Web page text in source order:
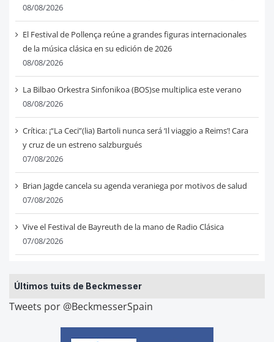
08/08/2026
El Festival de Pollença reúne a grandes figuras internacionales
de la música clásica en su edición de 2026
08/08/2026
La Bilbao Orkestra Sinfonikoa (BOS)se multiplica este verano
08/08/2026
Crítica: ¡“La Ceci”(lia) Bartoli nunca será ‘Il viaggio a Reims’! Cara
y cruz de un estreno salzburgués
07/08/2026
Brian Jagde cancela su agenda veraniega por motivos de salud
07/08/2026
Vive el Festival de Bayreuth de la mano de Radio Clásica
07/08/2026
Últimos tuits de Beckmesser
Tweets por @BeckmesserSpain